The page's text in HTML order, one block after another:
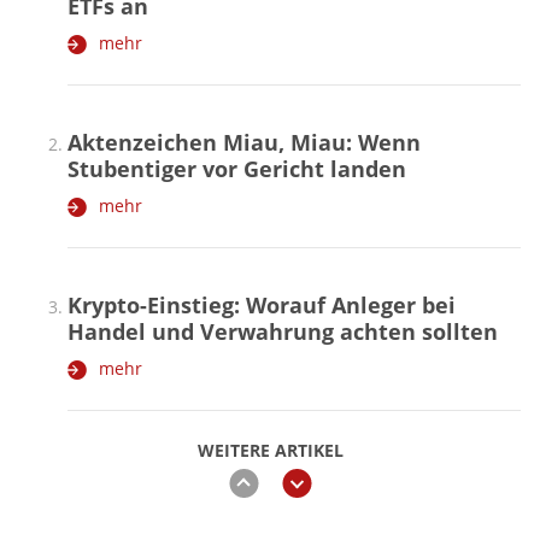
WEITERE ARTIKEL
zurückweiter
mehr
Aktenzeichen Miau, Miau: Wenn
Stubentiger vor Gericht landen
mehr
Krypto-Einstieg: Worauf Anleger bei
Handel und Verwahrung achten sollten
mehr